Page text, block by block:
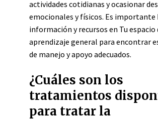
actividades cotidianas y ocasionar
emocionales y físicos. Es importante
información y recursos en Tu espacio
aprendizaje general para encontrar
de manejo y apoyo adecuados.
¿Cuáles son los
tratamientos
para tratar la